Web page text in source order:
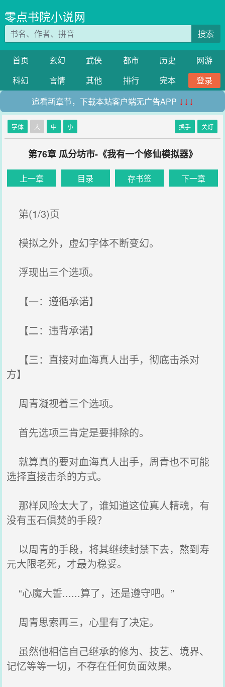
零点书院小说网
搜索
首页 玄幻 武侠 都市 历史
网游
科幻
言情 其他 排行 完本
登录
追看新章节，下载本站客户端无广告APP ↓↓↓
字体 大 中 小 换手 关灯
第76章 瓜分坊市-《我有一个修仙模拟器》
上一章 目录 存书签 下一章
第(1/3)页
模拟之外，虚幻字体不断变幻。
浮现出三个选项。
【一：遵循承诺】
【二：违背承诺】
【三：直接对血海真人出手，彻底击杀对
方】
周青凝视着三个选项。
首先选项三肯定是要排除的。
就算真的要对血海真人出手，周青也不可能
选择直接击杀的方式。
那样风险太大了，谁知道这位真人精魂，有
没有玉石俱焚的手段？
以周青的手段，将其继续封禁下去，熬到寿
元大限老死，才最为稳妥。
“心魔大誓......算了，还是遵守吧。”
周青思索再三，心里有了决定。
虽然他相信自己继承的修为、技艺、境界、
记忆等等一切，不存在任何负面效果。